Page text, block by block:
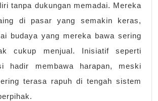
tanpa dukungan memadai. Mereka
di pasar yang semakin keras,
budaya yang mereka bawa sering
cukup menjual. Inisiatif seperti
hadir membawa harapan, meski
terasa rapuh di tengah sistem